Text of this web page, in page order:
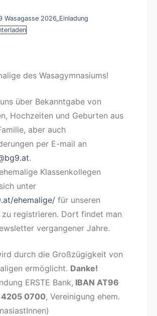
Wasagasse 2026_Einladung
des Wasagymnasiums!
über Bekanntgabe von
Hochzeiten und Geburten aus
aber auch
per E-mail an
.
Klassenkollegen
unter
ehemalige/ für unseren
registrieren. Dort findet man
vergangener Jahre.
durch die Großzügigkeit von
ermöglicht. Danke!
ERSTE Bank, IBAN AT96
4205 0700, Vereinigung ehem.